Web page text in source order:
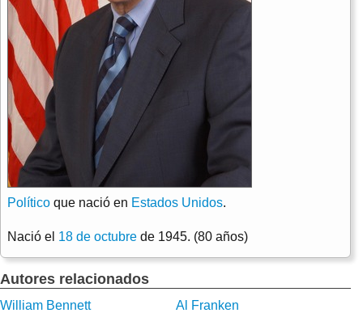
Político que nació en Estados Unidos.
Nació el 18 de octubre de 1945. (80 años)
Autores relacionados
William Bennett
Al Franken